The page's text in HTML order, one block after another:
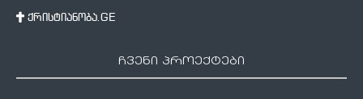
ქრისტიანობა.GE
ჩვენი პროექტები